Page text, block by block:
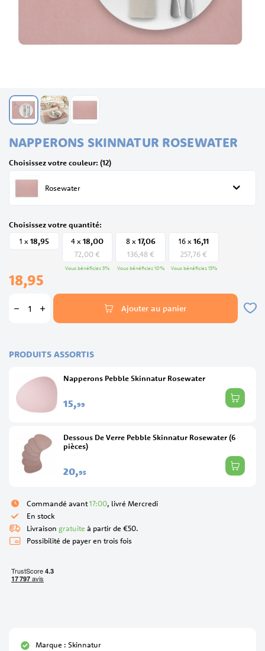
beginning
images
NAPPERONS SKINNATUR ROSEWATER
Choisissez votre couleur: (12)
Rosewater
18,95
Choisissez votre quantité:
1 x 18,95 4 x 18,00
72,00 €
Vous bénéficiez5%
8 x 17,06
136,48 €
Vous bénéficiez10%
16 x 16,11
257,76 €
Vous bénéficiez15%
Ajouter au panier
PRODUITS ASSORTIS
Napperons Pebble Skinnatur Rosewater
15,99
Dessous De Verre Pebble Skinnatur Rosewater (6
pièces)
20,95
Commandé avant17:00, livré Mercredi
En stock
Livraison gratuite à partir de €50.
Possibilité de payer en trois fois
Marque : Skinnatur